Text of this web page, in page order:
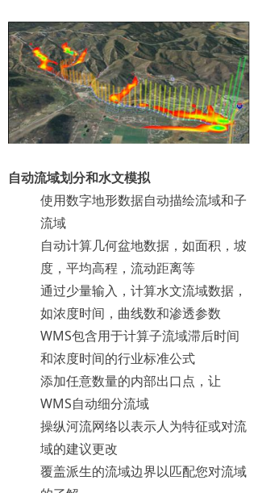
自动流域划分和水文模拟
使用数字地形数据自动描绘流域和子
流域
自动计算几何盆地数据，如面积，坡
度，平均高程，流动距离等
通过少量输入，计算水文流域数据，
如浓度时间，曲线数和渗透参数
WMS包含用于计算子流域滞后时间
和浓度时间的行业标准公式
添加任意数量的内部出口点，让
WMS自动细分流域
操纵河流网络以表示人为特征或对流
域的建议更改
覆盖派生的流域边界以匹配您对流域